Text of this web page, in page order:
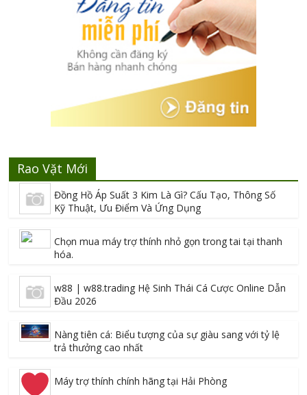
Rao Vặt Mới
Đồng Hồ Áp Suất 3 Kim Là Gì? Cấu Tạo, Thông Số
Kỹ Thuật, Ưu Điểm Và Ứng Dụng
Chọn mua máy trợ thính nhỏ gọn trong tai tại thanh
hóa.
w88 | w88.trading Hệ Sinh Thái Cá Cược Online Dẫn
Đầu 2026
Nàng tiên cá: Biểu tượng của sự giàu sang với tỷ lệ
trả thưởng cao nhất
Máy trợ thính chính hãng tại Hải Phòng